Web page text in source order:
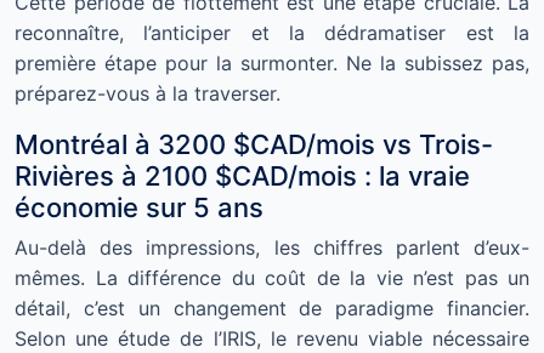
reconnaître, l’anticiper et la dédramatiser est la
première étape pour la surmonter. Ne la subissez pas,
préparez-vous à la traverser.
Montréal à 3200 $CAD/mois vs Trois-
Rivières à 2100 $CAD/mois : la vraie
économie sur 5 ans
Au-delà des impressions, les chiffres parlent d’eux-
mêmes. La différence du coût de la vie n’est pas un
détail, c’est un changement de paradigme financier.
Selon une étude de l’IRIS, le revenu viable nécessaire